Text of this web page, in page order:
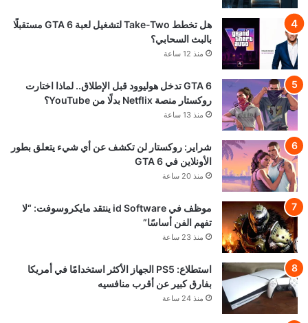
هل تخطط Take-Two لتشغيل لعبة GTA 6 مستقبلًا
بالبث السحابي؟
منذ 12 ساعة
GTA 6 تدخل هوليوود قبل الإطلاق.. لماذا اختارت
روكستار منصة Netflix بدلًا من YouTube؟
منذ 13 ساعة
شراير: روكستار لن تكشف عن أي شيء يتعلق بطور
الأونلاين في GTA 6
منذ 20 ساعة
موظف في id Software ينتقد مايكروسوفت: “لا
تفهم الفن أساسًا”
منذ 23 ساعة
استطلاع: PS5 الجهاز الأكثر استخدامًا في أمريكا
بفارق كبير عن أقرب منافسيه
منذ 24 ساعة